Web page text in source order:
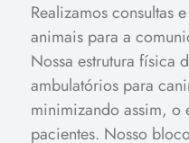
Realizamos consultas
animais para a
Nossa estrutura física
ambulatórios para
minimizando assim, o
pacientes. Nosso